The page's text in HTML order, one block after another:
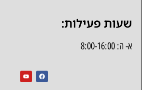
שעות פעילות:
א- ה: 8:00-16:00